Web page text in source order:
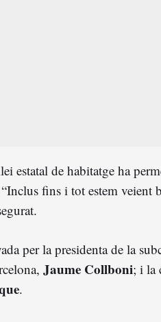
estatal de habitatge ha
fins i tot estem veient
per la presidenta de la
Jaume Collboni; i la
.